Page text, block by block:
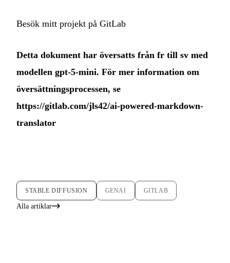
Besök mitt projekt på GitLab
Detta dokument har översatts från fr till sv med
modellen gpt-5-mini. För mer information om
översättningsprocessen, se
https://gitlab.com/jls42/ai-powered-markdown-
translator
STABLE DIFFUSION GENAI GITLAB
Alla artiklar